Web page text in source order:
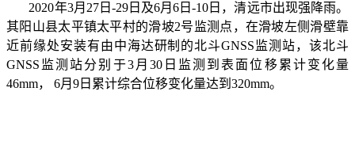
2020年3月27日-29日及6月6日-10日，清远市出现强降雨。
其阳山县太平镇太平村的滑坡2号监测点，在滑坡左侧滑壁靠
近前缘处安装有由中海达研制的北斗GNSS监测站，该北斗
GNSS监测站分别于3月30日监测到表面位移累计变化量
46mm， 6月9日累计综合位移变化量达到320mm。